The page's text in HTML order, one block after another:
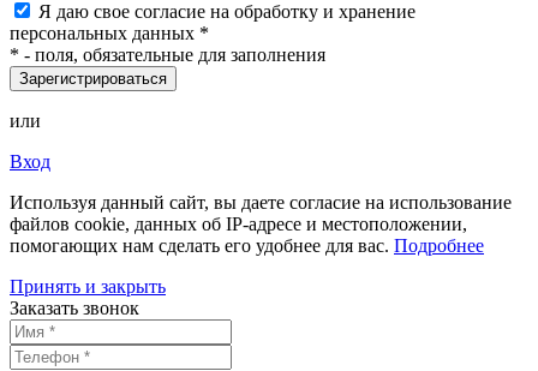
Я даю свое согласие на обработку и хранение
персональных данных *
* - поля, обязательные для заполнения
Зарегистрироваться
или
Вход
Используя данный сайт, вы даете согласие на использование
файлов cookie, данных об IP-адресе и местоположении,
помогающих нам сделать его удобнее для вас. Подробнее
Принять и закрыть
Заказать звонок